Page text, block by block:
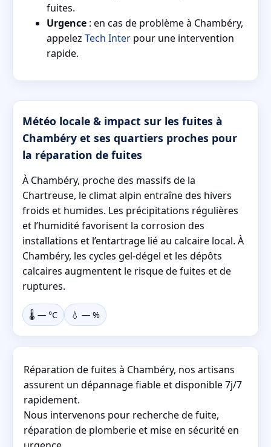
fuites.
Urgence : en cas de problème à Chambéry,
appelez Tech Inter pour une intervention
rapide.
Météo locale & impact sur les fuites à
Chambéry et ses quartiers proches pour
la réparation de fuites
À Chambéry, proche des massifs de la
Chartreuse, le climat alpin entraîne des hivers
froids et humides. Les précipitations régulières
et l’humidité favorisent la corrosion des
installations et l’entartrage lié au calcaire local. À
Chambéry, les cycles gel-dégel et les dépôts
calcaires augmentent le risque de fuites et de
ruptures.
🌡️ — °C 💧 — %
Réparation de fuites à Chambéry, nos artisans
assurent un dépannage fiable et disponible 7j/7
rapidement.
Nous intervenons pour recherche de fuite,
réparation de plomberie et mise en sécurité en